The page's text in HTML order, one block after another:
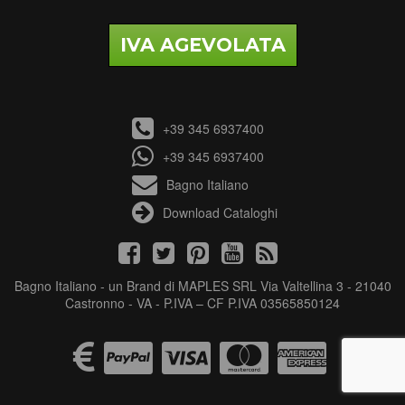
IVA AGEVOLATA
+39 345 6937400
+39 345 6937400
Bagno Italiano
Download Cataloghi
Bagno Italiano - un Brand di MAPLES SRL Via Valtellina 3 - 21040
Castronno - VA - P.IVA – CF P.IVA 03565850124